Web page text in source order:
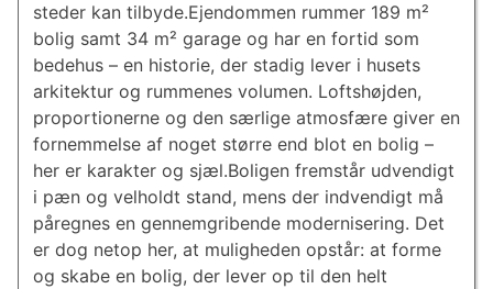
steder kan tilbyde.Ejendommen rummer 189 m²
bolig samt 34 m² garage og har en fortid som
bedehus – en historie, der stadig lever i husets
arkitektur og rummenes volumen. Loftshøjden,
proportionerne og den særlige atmosfære giver en
fornemmelse af noget større end blot en bolig –
her er karakter og sjæl.Boligen fremstår udvendigt
i pæn og velholdt stand, mens der indvendigt må
påregnes en gennemgribende modernisering. Det
er dog netop her, at muligheden opstår: at forme
og skabe en bolig, der lever op til den helt